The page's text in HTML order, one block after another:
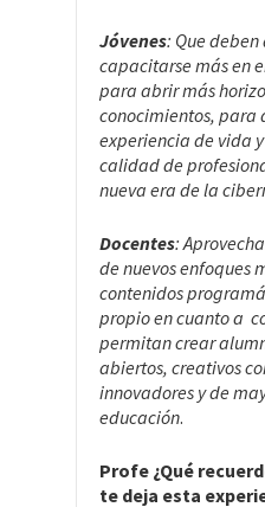
Jóvenes: Que
capacitarse más en
para abrir más
conocimientos, para
experiencia de vida
calidad de
nueva era de la
Docentes:
de nuevos enfoques
contenidos
propio en cuanto a
permitan crear
abiertos, creativos
innovadores y de
educación.
Profe ¿Qué
te deja esta